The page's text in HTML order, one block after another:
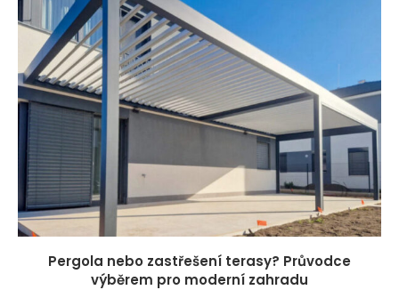
Pergola nebo zastřešení terasy? Průvodce
výběrem pro moderní zahradu